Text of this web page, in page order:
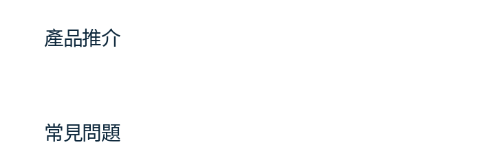
產品推介
常見問題